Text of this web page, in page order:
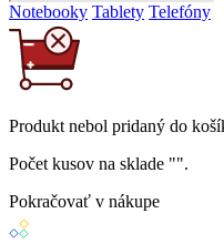
Notebooky Tablety Telefóny
Produkt nebol pridaný do
Počet kusov na sklade "".
Pokračovať v nákupe